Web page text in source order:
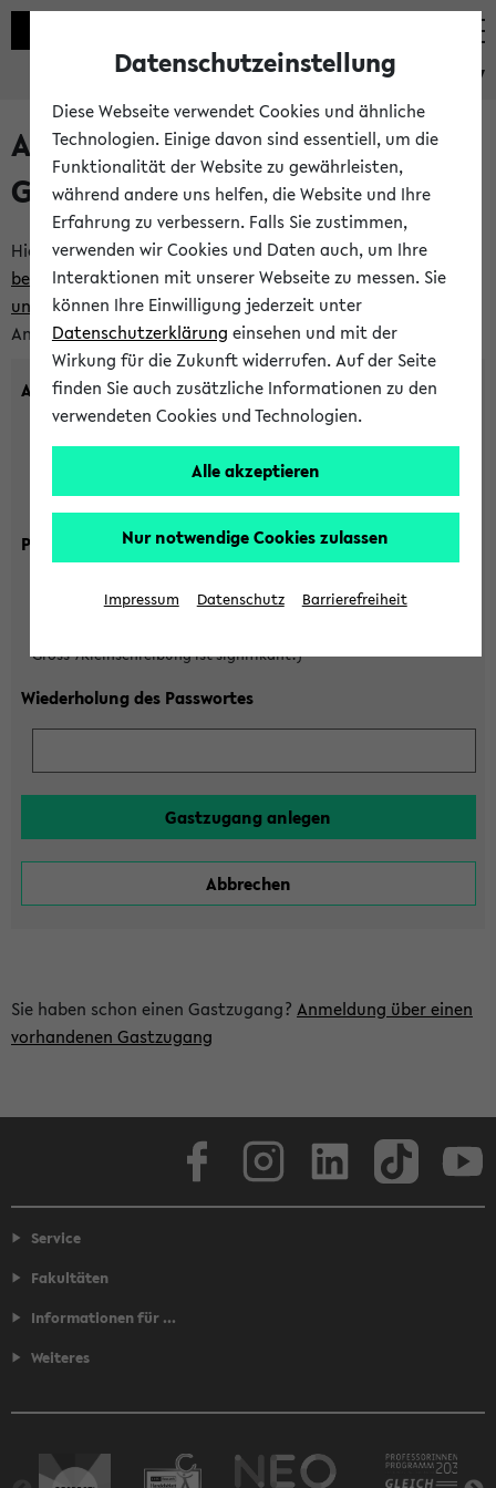
eKVV
Anlegen eines neuen
Gastzugangs
Hier können Sie einen neuen Gastzugang anlegen.Bitte
beachten Sie die Einschränkungen, denen Gastzugänge
unterworfen sind. Tragen Sie den gewünschten
Anmeldenamen und Ihr Passwort ein:
Anmeldename
(3 bis 20 Zeichen, nur Buchstaben A-Z und Ziffern 0-9,
Gross-/Kleinschreibung ist signifikant!)
Passwort
Gross-/Kleinschreibung ist signifikant!)
Wiederholung des Passwortes
Sie haben schon einen Gastzugang? Anmeldung über einen
vorhandenen Gastzugang
Service
Fakultäten
Informationen für ...
Weiteres
Datenschutzeinstellung
Diese Webseite verwendet Cookies und ähnliche
Technologien. Einige davon sind essentiell, um die
Funktionalität der Website zu gewährleisten,
während andere uns helfen, die Website und Ihre
Erfahrung zu verbessern. Falls Sie zustimmen,
verwenden wir Cookies und Daten auch, um Ihre
Interaktionen mit unserer Webseite zu messen. Sie
können Ihre Einwilligung jederzeit unter
Datenschutzerklärung einsehen und mit der
Wirkung für die Zukunft widerrufen. Auf der Seite
finden Sie auch zusätzliche Informationen zu den
verwendeten Cookies und Technologien.
Alle akzeptieren
Nur notwendige Cookies zulassen
Impressum Datenschutz Barrierefreiheit